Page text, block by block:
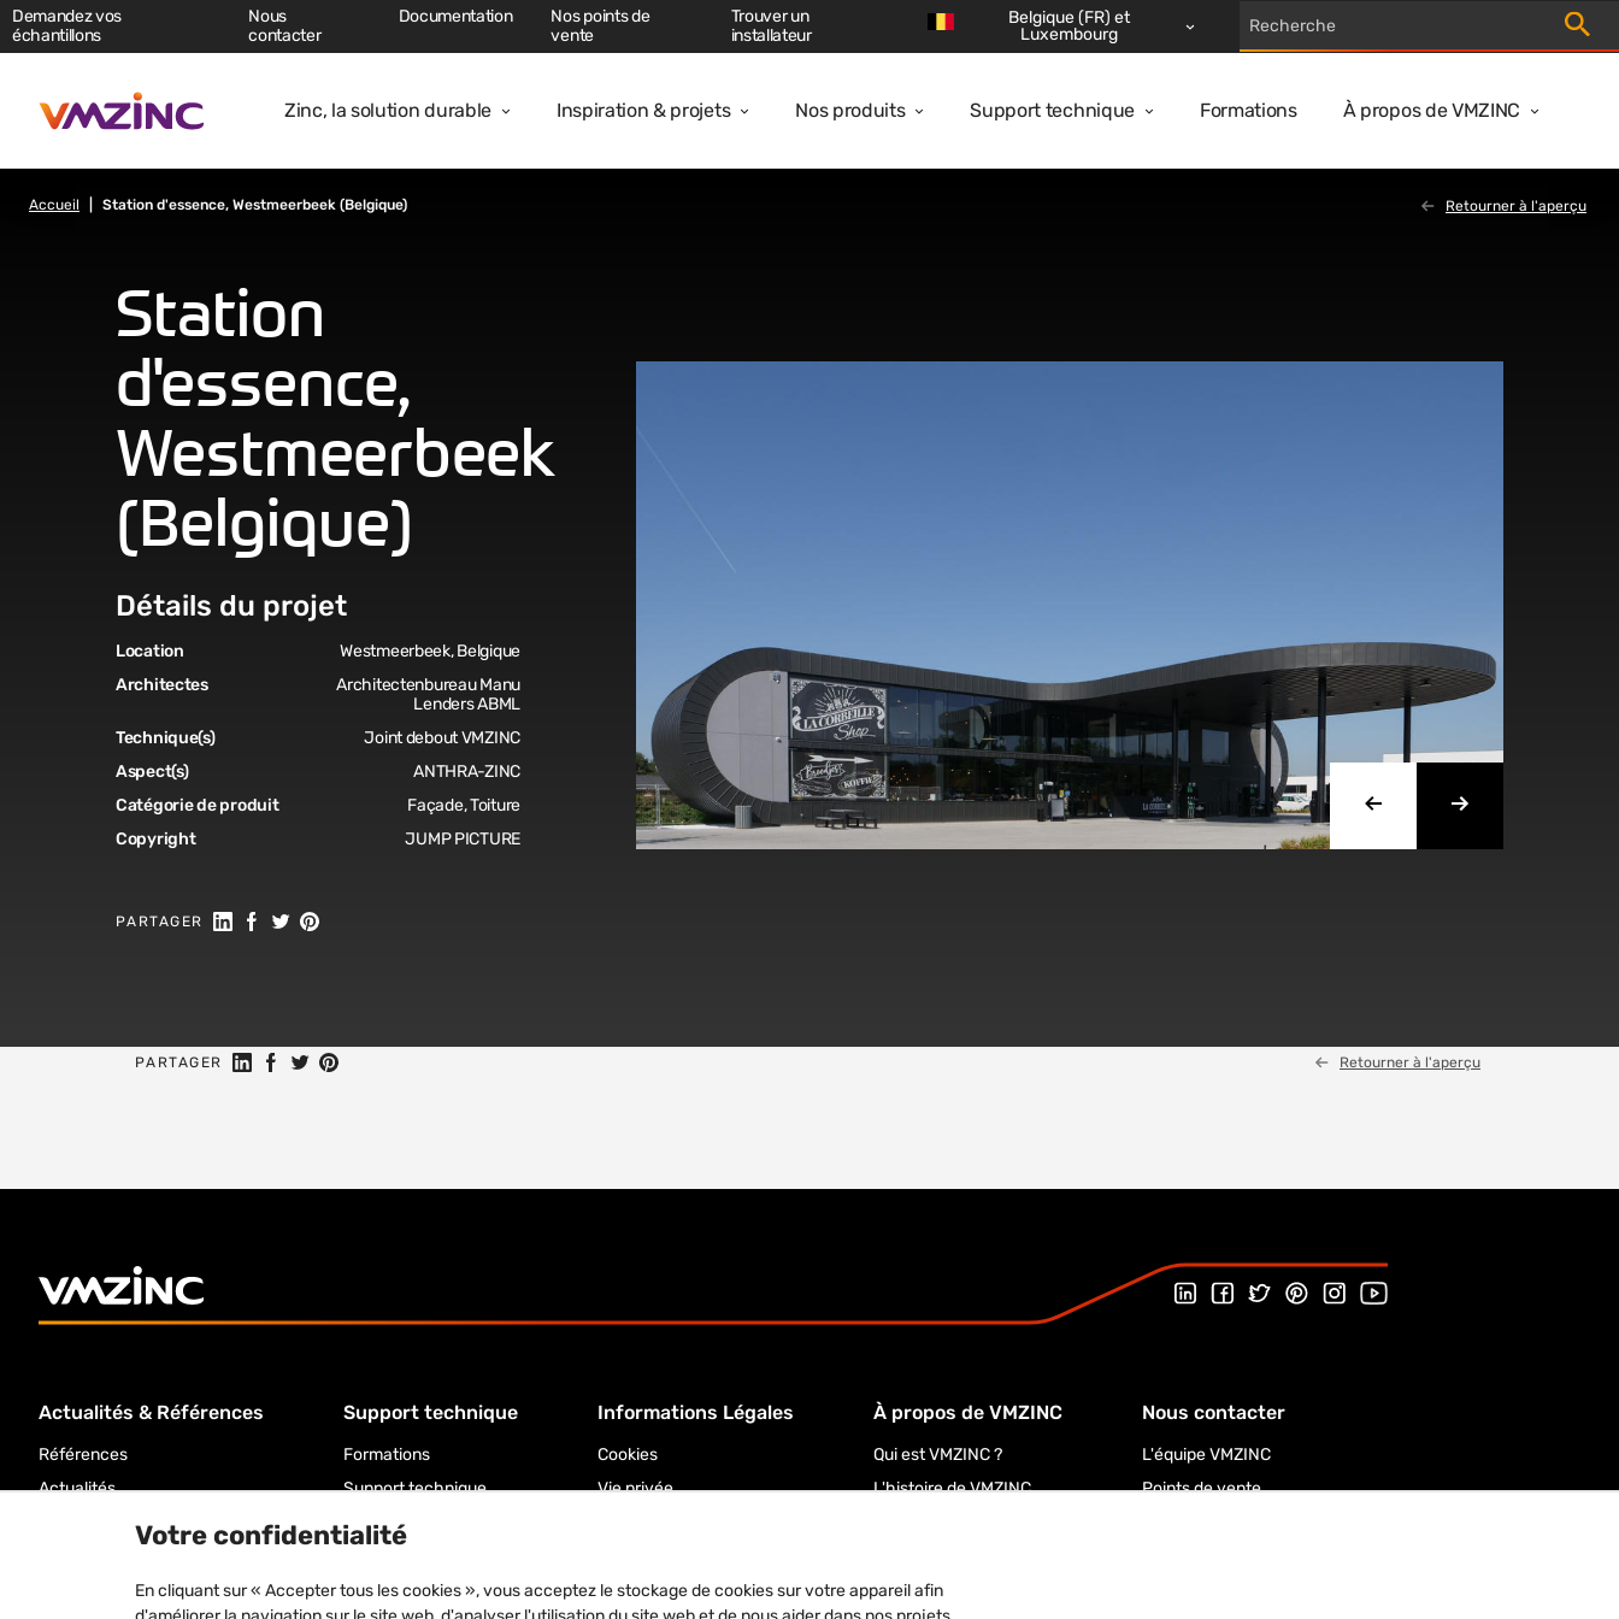
Zinc, la solution durable Inspiration & projets Nos produits Support technique Formations À propos de VMZINC
Demandez vos
échantillons
Nous
contacter
Documentation
Nos points de
vente
Trouver un
installateur
Belgique (FR) et
Luxembourg
Accueil Station d'essence, Westmeerbeek (Belgique) Retourner à l'aperçu
Station
d'essence,
Westmeerbeek
(Belgique)
Détails du projet
Location
Westmeerbeek, Belgique
Architectes
Architectenbureau Manu
Lenders ABML
Technique(s)
Joint debout VMZINC
Aspect(s)
ANTHRA-ZINC
Catégorie de produit
Façade, Toiture
Copyright
JUMP PICTURE
PARTAGER Partager sur LinkedIn
Partager sur Facebook
Partager sur Twitter
Partager sur Pinterest
PARTAGER Partager sur LinkedIn
Partager sur Facebook
Partager sur Twitter
Partager sur Pinterest Retourner à l'aperçu
Suivez-nous sur LinkedIn
Suivez-nous sur Facebook
Suivez-nous sur Twitter
Suivez-nous sur Pinterest
Suivez-nous sur Instagram
Visitez notre chaîne YouTube
Actualités & Références
Références
Actualités
Support technique
Formations
Support technique
Documentation
Informations Légales
Cookies
Vie privée
À propos de VMZINC
Qui est VMZINC ?
L'histoire de VMZINC
Nous contacter
L'équipe VMZINC
Points de vente
Votre confidentialité
En cliquant sur « Accepter tous les cookies », vous acceptez le stockage de cookies sur votre appareil afin